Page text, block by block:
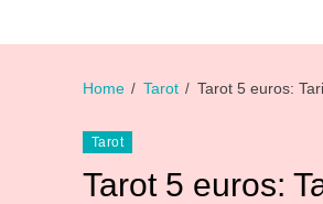
Home Tarot Tarot 5 euros:
Tarot
Tarot 5 euros: